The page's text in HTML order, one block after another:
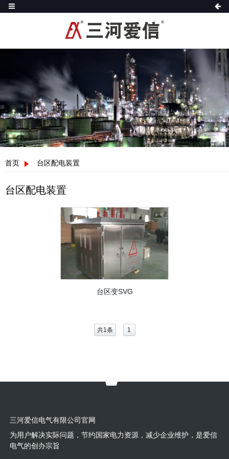
首页 台区配电装置
台区配电装置
台区变SVG
共1条 1
三河爱信电气有限公司官网
为用户解决实际问题，节约国家电力资源，减少企业维护，是爱信
电气的创办宗旨